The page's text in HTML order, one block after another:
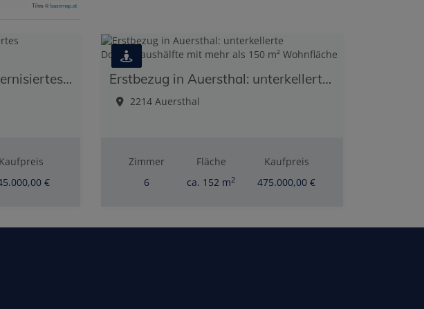
Tiles ©basemap.at
Seltene Gelegenheit: modernisiertes Kleingartenhaus mit Seezugang
Kaufpreis
€
Erstbezug in Auersthal: unterkellerte Doppelhaushälfte mit mehr als 150 m² Wohnfläche
2214 Auersthal
Zimmer
6
Fläche
ca. 152 m2
Kaufpreis
475.000,00 €